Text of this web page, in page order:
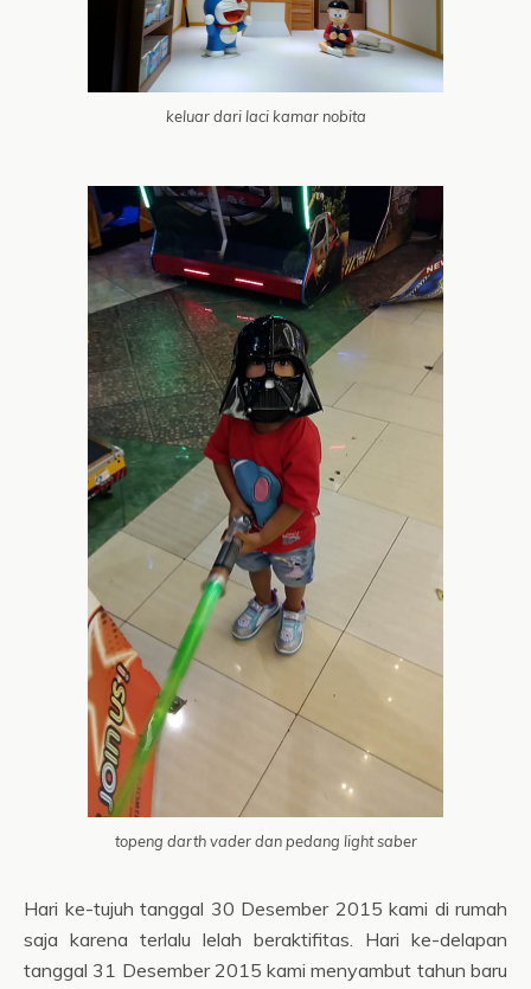
keluar dari laci kamar nobita
topeng darth vader dan pedang light saber
Hari ke-tujuh tanggal 30 Desember 2015 kami di rumah
saja karena terlalu lelah beraktifitas. Hari ke-delapan
tanggal 31 Desember 2015 kami menyambut tahun baru